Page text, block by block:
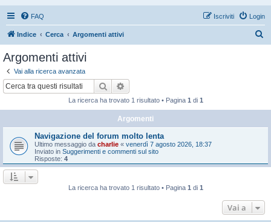
FAQ Login
Iscriviti
Indice Cerca Argomenti attivi
Argomenti attivi
Vai alla ricerca avanzata
Cerca
La ricerca ha trovato 1 risultato • Pagina 1 di 1
Argomenti
Navigazione del forum molto lenta
Ultimo messaggio da charlie « venerdì 7 agosto 2026, 18:37
Inviato in Suggerimenti e commenti sul sito
Risposte: 4
La ricerca ha trovato 1 risultato • Pagina 1 di 1
Vai a